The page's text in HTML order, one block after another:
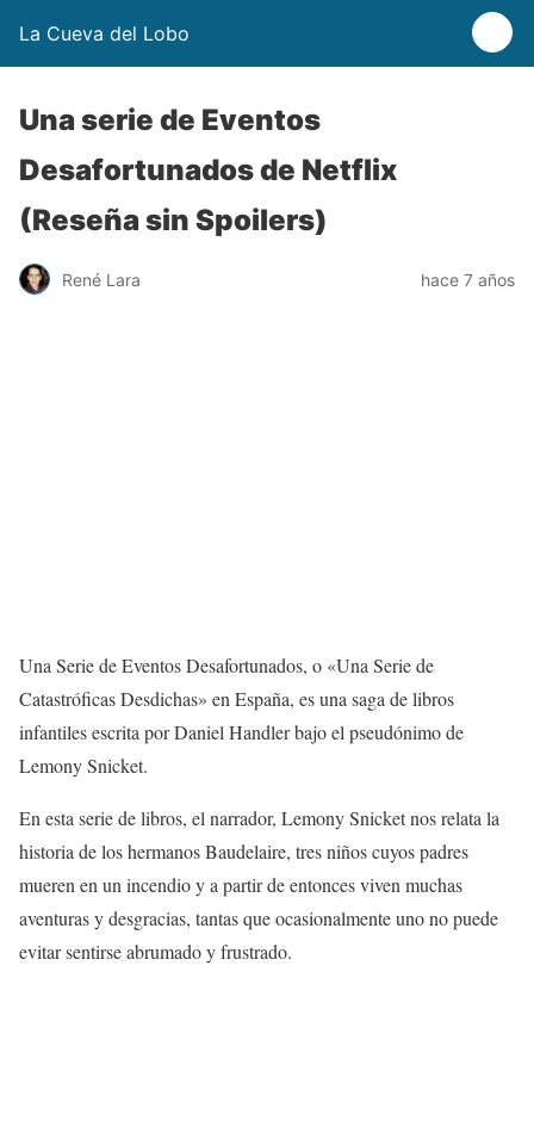
La Cueva del Lobo
Una serie de Eventos
Desafortunados de Netflix
(Reseña sin Spoilers)
René Lara hace 7 años
Una Serie de Eventos Desafortunados, o «Una Serie de
Catastróficas Desdichas» en España, es una saga de libros
infantiles escrita por Daniel Handler bajo el pseudónimo de
Lemony Snicket.
En esta serie de libros, el narrador, Lemony Snicket nos relata la
historia de los hermanos Baudelaire, tres niños cuyos padres
mueren en un incendio y a partir de entonces viven muchas
aventuras y desgracias, tantas que ocasionalmente uno no puede
evitar sentirse abrumado y frustrado.